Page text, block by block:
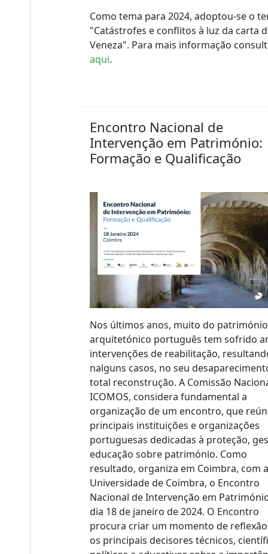
Como tema para 2024, adoptou-se o
"Catástrofes e conflitos à luz da carta
Veneza". Para mais informação
aqui.
Encontro Nacional de
Intervenção em Património:
Formação e Qualificação
Nos últimos anos, muito do património
arquitetónico português tem sofrido
intervenções de reabilitação,
nalguns casos, no seu
total reconstrução. A Comissão
ICOMOS, considera fundamental a
organização de um encontro, que
principais instituições e organizações
portuguesas dedicadas à proteção,
educação sobre património. Como
resultado, organiza em Coimbra, com a
Universidade de Coimbra, o Encontro
Nacional de Intervenção em
dia 18 de janeiro de 2024. O Encontro
procura criar um momento de
os principais decisores técnicos,